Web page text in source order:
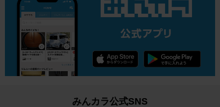
みんカラ公式SNS